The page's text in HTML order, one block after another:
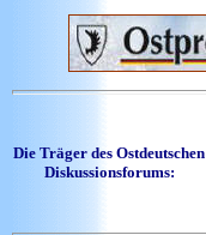
Die Träger des Ostdeutschen
Diskussionsforums: